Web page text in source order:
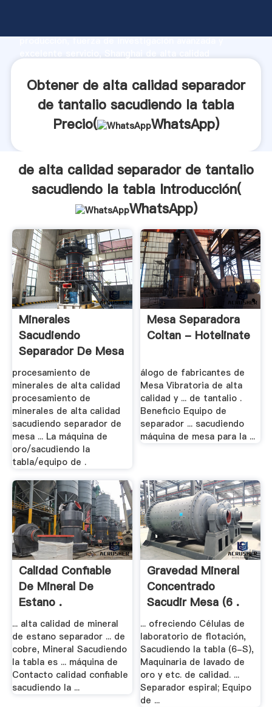
producción, fuerza de investigación avanzada y
crea el valor y aporta valores a todos los clientes.
Obtener de alta calidad separador
de tantalio sacudiendo la tabla
Precio(
WhatsApp)
de alta calidad separador de tantalio
sacudiendo la tabla Introducción(
WhatsApp)
Minerales
Sacudiendo
Separador De Mesa
- .
procesamiento de
minerales de alta calidad
procesamiento de
minerales de alta calidad
sacudiendo separador de
mesa ... La máquina de
oro/sacudiendo la
tabla/equipo de .
Mesa Separadora
Coltan - Hotelinate
álogo de fabricantes de
Mesa Vibratoria de alta
calidad y ... de tantalio .
Beneficio Equipo de
separador ... sacudiendo
máquina de mesa para la ...
Calidad Confiable
De Mineral De
Estano .
... alta calidad de mineral
de estano separador ... de
cobre, Mineral Sacudiendo
la tabla es ... máquina de
Contacto calidad confiable
sacudiendo la ...
Gravedad Mineral
Concentrado
Sacudir Mesa (6 .
... ofreciendo Células de
laboratorio de flotación,
Sacudiendo la tabla (6-S),
Maquinaria de lavado de
oro y etc. de calidad. ...
Separador espiral; Equipo
de ...